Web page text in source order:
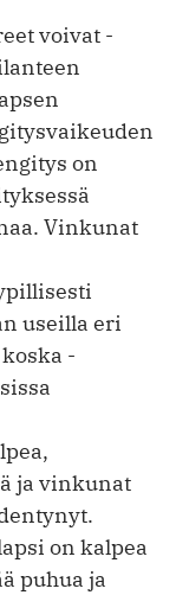
voivat
on
Vinkunat
useilla eri
ja vinkunat
on kalpea
puhua ja